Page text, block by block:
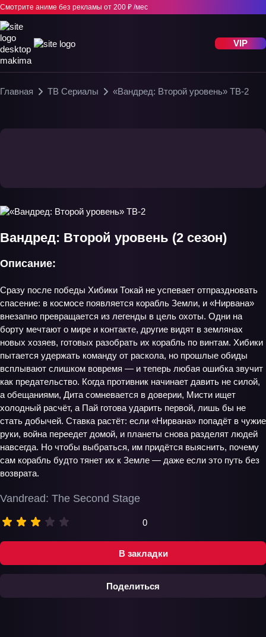
Смотрите аниме без рекламы от 200 ₽ /мес
VIP
Главная ТВ Сериалы «Вандред: Второй уровень» ТВ-2
В закладки
Поделиться
Вандред: Второй уровень (2 сезон)
Vandread: The Second Stage
0
Описание:
Сразу после победы Хибики Токай не успевает отпраздновать
спасение: в космосе появляется корабль Земли, и «Нирвана»
внезапно превращается из легенды в цель охоты. Одни на
борту мечтают о мире и контакте, другие видят в землянах
новых хозяев, готовых разобрать их корабль по винтам. Хибики
пытается удержать команду от раскола, но прошлые обиды
всплывают слишком вовремя — и теперь любая ошибка звучит
как предательство. Когда противник начинает давить не силой,
а обещаниями, Дита сомневается в доверии, Мисти ищет
холодный расчёт, а Пай готова ударить первой, лишь бы не
стать добычей. Ставка растёт: если «Нирвана» попадёт в чужие
руки, война переедет домой, и планеты снова разделят людей
навсегда. Но чтобы выбраться, им придётся выяснить, почему
сам корабль будто тянет их к Земле — даже если это путь без
возврата.